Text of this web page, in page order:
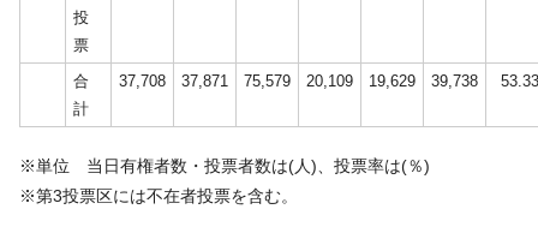
投
票
合
計
37,708 37,871 75,579 20,109 19,629 39,738 53.33
※単位 当日有権者数・投票者数は(人)、投票率は(％)
※第3投票区には不在者投票を含む。